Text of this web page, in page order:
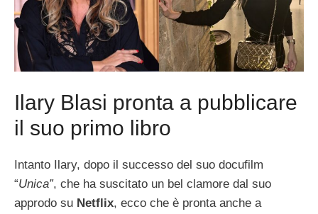
Ilary Blasi pronta a pubblicare
il suo primo libro
Intanto Ilary, dopo il successo del suo docufilm
“Unica”, che ha suscitato un bel clamore dal suo
approdo su Netflix, ecco che è pronta anche a